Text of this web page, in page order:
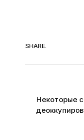
SHARE.
Некоторые